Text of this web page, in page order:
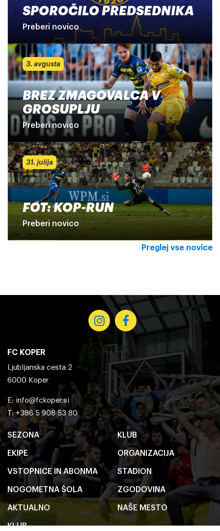
SPOROČILO PREDSEDNIKA
Preberi novico
3. avgusta
BREZ ZMAGOVALCA V
GROSUPLJU
Preberi novico
31. julija
FOT: KOP-RUN
Preberi novico
Preglej vse novice
SEZONA
EKIPE
VSTOPNICE IN ABONMA
NOGOMETNA ŠOLA
AKTUALNO
KLUB
KLUB
ORGANIZACIJA
STADION
ZGODOVINA
NAŠE MESTO
FC KOPER
Ljubljanska cesta 2
6000 Koper
E: info@fckoper.si
T: +386 5 908 53 80